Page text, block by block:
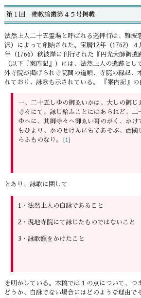
第１回 佛教論叢第４５号掲載
法然上人二十五霊場と呼ばれる巡拝行は、難波
沢）によって創始された。宝暦12年（1762）４
年（1766）秋彼岸に刊行された『円光大師御遺
（以下『案内記』）には、法然上人の遺跡とし
外寺院が掲げられ寺院間の道順、寺院の縁起、
れており、詠歌も示されている。 『案内記』の
一、二十五しゆの御ゑいかは、大しの御じ
寺々にて、詠じ給ふことにはあらねど、二
ゆへに、其御寺々へ御ゑい哥のがく、かけ
もひより、かのせけんにもてあそぶ、西國
らふものなり。
[1]
とあり、詠歌に関して
1・法然上人の自詠であること
2・現地寺院にて詠じたものではないこと
3・詠歌額をかけたこと
を明かしている。本稿では１の点について、つ
どうか、自詠でない場合にはどのような理由で